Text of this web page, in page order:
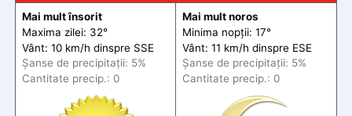
Mai mult însorit
Maxima zilei: 32°
Vânt: 10 km/h dinspre SSE
Șanse de precipitații: 5%
Cantitate precip.: 0
Mai mult noros
Minima nopții: 17°
Vânt: 11 km/h dinspre ESE
Șanse de precipitații: 5%
Cantitate precip.: 0